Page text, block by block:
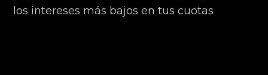
los intereses más bajos en tus cuotas